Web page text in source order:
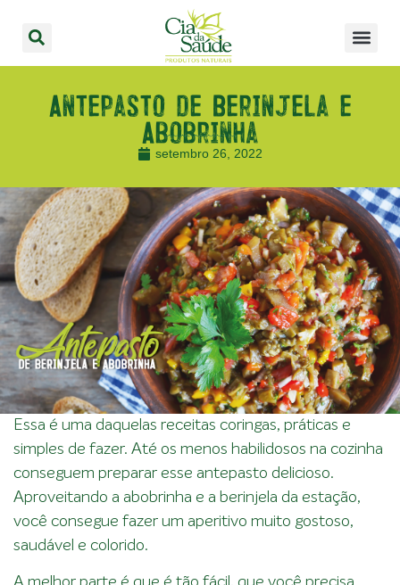
Antepasto de Berinjela e
Abobrinha
setembro 26, 2022
Essa é uma daquelas receitas coringas, práticas e
simples de fazer. Até os menos habilidosos na cozinha
conseguem preparar esse antepasto delicioso.
Aproveitando a abobrinha e a berinjela da estação,
você consegue fazer um aperitivo muito gostoso,
saudável e colorido.